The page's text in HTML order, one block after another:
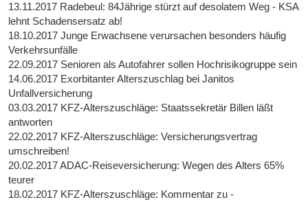
13.11.2017 Radebeul: 84Jährige stürzt auf desolatem Weg - KSA
lehnt Schadensersatz ab!
18.10.2017 Junge Erwachsene verursachen besonders häufig
Verkehrsunfälle
22.09.2017 Senioren als Autofahrer sollen Hochrisikogruppe sein
14.06.2017 Exorbitanter Alterszuschlag bei Janitos
Unfallversicherung
03.03.2017 KFZ-Alterszuschläge: Staatssekretär Billen läßt
antworten
22.02.2017 KFZ-Alterszuschläge: Versicherungsvertrag
umschreiben!
20.02.2017 ADAC-Reiseversicherung: Wegen des Alters 65%
teurer
18.02.2017 KFZ-Alterszuschläge: Kommentar zu -